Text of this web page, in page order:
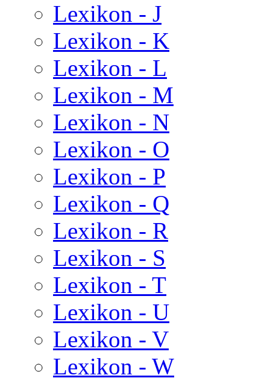
Lexikon - J
Lexikon - K
Lexikon - L
Lexikon - M
Lexikon - N
Lexikon - O
Lexikon - P
Lexikon - Q
Lexikon - R
Lexikon - S
Lexikon - T
Lexikon - U
Lexikon - V
Lexikon - W